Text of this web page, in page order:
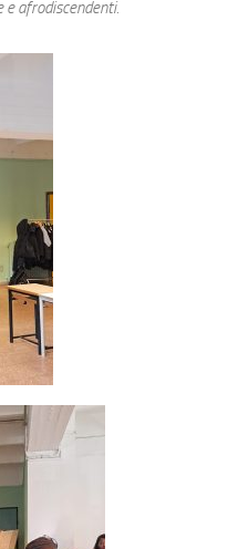
e afrodiscendenti.